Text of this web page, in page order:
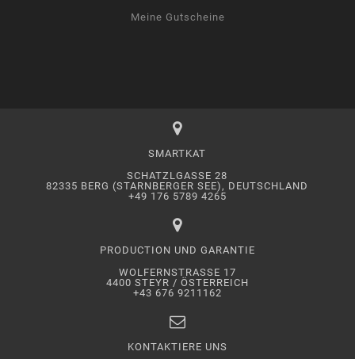
Meine Gutscheine
SMARTKAT
SCHATZLGASSE 28
82335 BERG (STARNBERGER SEE), DEUTSCHLAND
+49 176 5789 4265
PRODUCTION UND GARANTIE
WOLFERNSTRASSE 17
4400 STEYR / ÖSTERREICH
+43 676 9211162
KONTAKTIERE UNS